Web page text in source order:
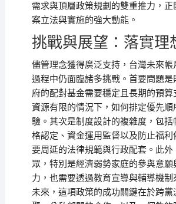
需求與頂層政策規劃的雙重推力，正
案立法與實施的強大動能。
挑戰與展望：落實理
儘管理念獲得廣泛支持，台灣未來帳
過程中仍面臨諸多挑戰。首要問題是
府的配對基金需要穩定且長期的預
資源有限的情況下，如何排定優先順
驗。其次是制度設計的複雜度，包括
格認定、資金運用監督以及防止福利
要周延的法律規範與行政配套。此外
眾，特別是經濟弱勢家庭的參與意
力，也需要透過教育宣導與輔導機
未來，這項政策的成功關鍵在於跨黨